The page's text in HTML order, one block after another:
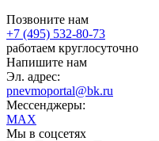
Позвоните нам
+7 (495) 532-80-73
работаем круглосуточно
Напишите нам
Эл. адрес:
pnevmoportal@bk.ru
Мессенджеры:
MAX
Мы в соцсетях